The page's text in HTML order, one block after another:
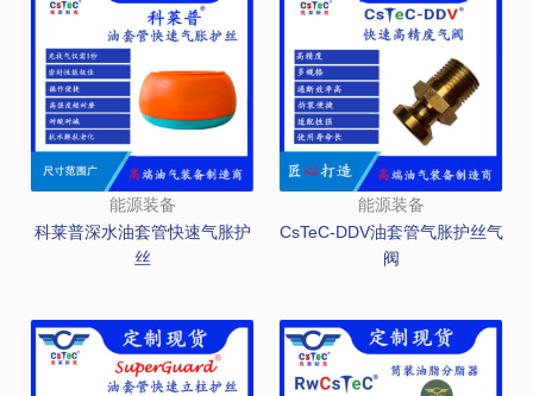
能源装备
科莱普深水油套管快速气胀护
丝
能源装备
CsTeC-DDV油套管气胀护丝气
阀